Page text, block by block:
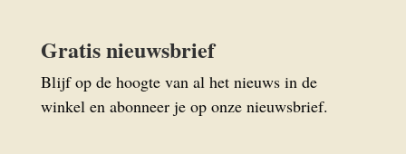
Gratis nieuwsbrief
Blijf op de hoogte van al het nieuws in de
winkel en abonneer je op onze nieuwsbrief.